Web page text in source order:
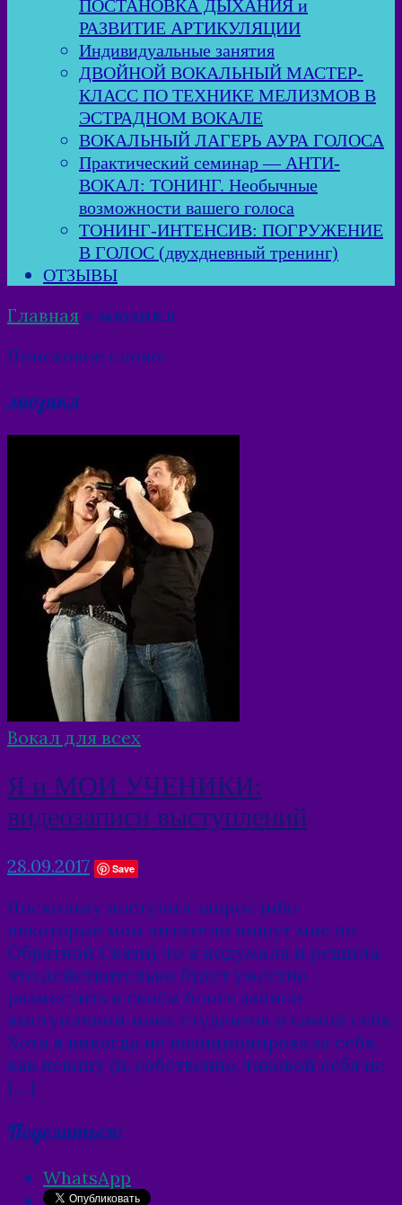
ПОСТАНОВКА ДЫХАНИЯ и
РАЗВИТИЕ АРТИКУЛЯЦИИ
Индивидуальные занятия
ДВОЙНОЙ ВОКАЛЬНЫЙ МАСТЕР-
КЛАСС ПО ТЕХНИКЕ МЕЛИЗМОВ В
ЭСТРАДНОМ ВОКАЛЕ
ВОКАЛЬНЫЙ ЛАГЕРЬ АУРА ГОЛОСА
Практический семинар — АНТИ-
ВОКАЛ: ТОНИНГ. Необычные
возможности вашего голоса
ТОНИНГ-ИНТЕНСИВ: ПОГРУЖЕНИЕ
В ГОЛОС (двухдневный тренинг)
ОТЗЫВЫ
Главная » мюзикл
Поисковое слово:
мюзикл
Вокал для всех
Я и МОИ УЧЕНИКИ:
видеозаписи выступлений
28.09.2017 Save
Поскольку поступил запрос (ибо
некоторые мои читатели пишут мне по
Обратной Связи), то я подумала и решила,
что действительно будет уместно
разместить в своём блоге записи
выступлений моих студентов и самой себя.
Хотя я никогда не позиционировала себя,
как певицу (и, собственно, таковой себя не
[…]
Поделиться:
WhatsApp